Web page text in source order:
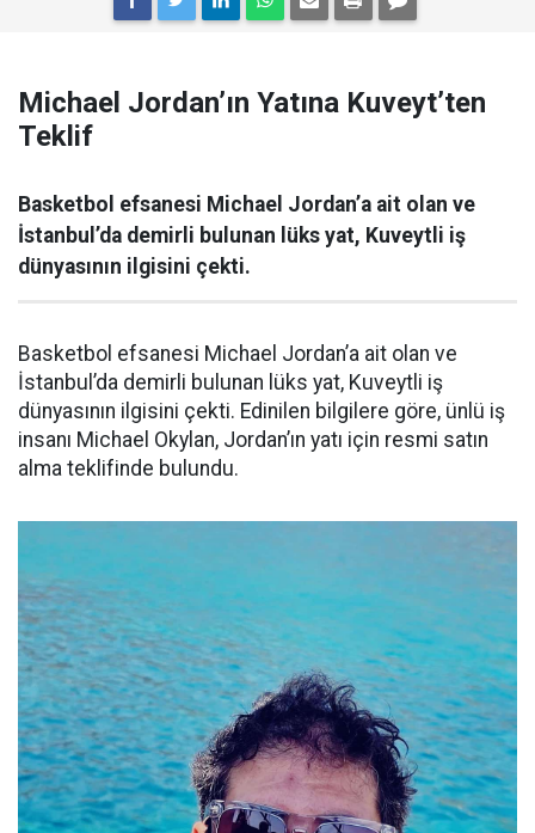
Michael Jordan’ın Yatına Kuveyt’ten
Teklif
Basketbol efsanesi Michael Jordan’a ait olan ve
İstanbul’da demirli bulunan lüks yat, Kuveytli iş
dünyasının ilgisini çekti.
Basketbol efsanesi Michael Jordan’a ait olan ve
İstanbul’da demirli bulunan lüks yat, Kuveytli iş
dünyasının ilgisini çekti. Edinilen bilgilere göre, ünlü iş
insanı Michael Okylan, Jordan’ın yatı için resmi satın
alma teklifinde bulundu.